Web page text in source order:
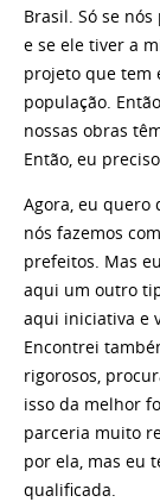
Brasil. Só se
e se ele tiver a
projeto que tem
população.
nossas obras
Então, eu
Agora, eu quero
nós fazemos
prefeitos. Mas
aqui um outro
aqui iniciativa e
Encontrei
rigorosos,
isso da melhor
parceria muito
por ela, mas eu
qualificada.